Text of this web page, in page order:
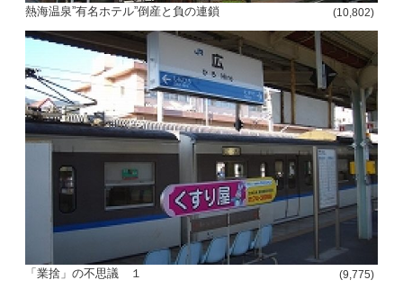
熱海温泉”有名ホテル”倒産と負の連鎖 (10,802)
「業捨」の不思議 １ (9,775)